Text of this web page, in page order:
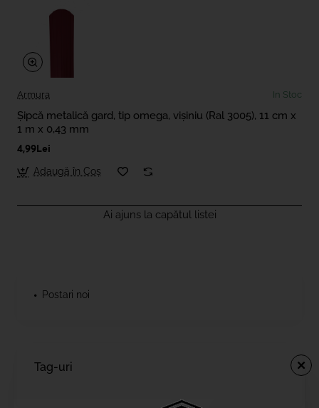
Armura In Stoc
Șipcă metalică gard, tip omega, vișiniu (Ral 3005), 11 cm x
1 m x 0,43 mm
4,99Lei
Adaugă în Coş
Ai ajuns la capătul listei
Postari noi
Tag-uri